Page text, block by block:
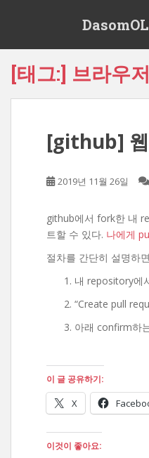
[태그:] 브라우저
[github]
2019년 11월 26일
github에서 fork한 내
트할 수 있다. 나에게
절차를 간단히 설명하
내 repository에
“Create pull
아래 confirm하
이 글 공유하기:
X
이것이 좋아요: